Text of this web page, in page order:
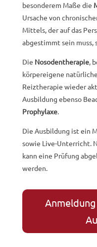
besonderem Maße die
Ursache von
Mittels, der auf das
abgestimmt sein muss,
Die Nosodentherapie,
körpereigene
Reiztherapie wieder
Ausbildung ebenso
Prophylaxe.
Die Ausbildung ist ein
sowie Live-Unterricht.
kann eine Prüfung
werden.